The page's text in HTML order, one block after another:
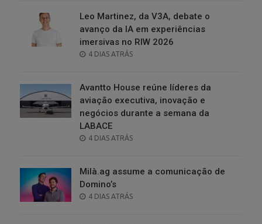
Leo Martinez, da V3A, debate o
avanço da IA em experiências
imersivas no RIW 2026
POSTED
4 DIAS ATRÁS
Avantto House reúne líderes da
aviação executiva, inovação e
negócios durante a semana da
LABACE
POSTED
4 DIAS ATRÁS
Milà.ag assume a comunicação de
Domino’s
POSTED
4 DIAS ATRÁS